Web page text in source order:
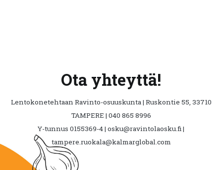
Ota yhteyttä!
Lentokonetehtaan Ravinto-osuuskunta | Ruskontie 55, 33710
TAMPERE | 040 865 8996
Y-tunnus 0155369-4 | osku@ravintolaosku.fi |
tampere.ruokala@kalmarglobal.com